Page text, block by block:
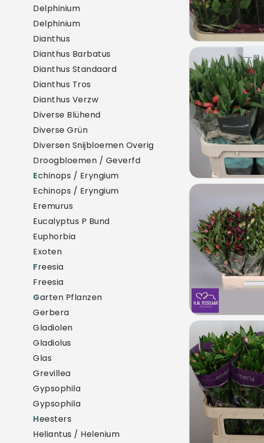
Delphinium
Delphinium
Dianthus
Dianthus Barbatus
Dianthus Standaard
Dianthus Tros
Dianthus Verzw
Diverse Blühend
Diverse Grün
Diversen Snijbloemen Overig
Droogbloemen / Geverfd
Echinops / Eryngium
Echinops / Eryngium
Eremurus
Eucalyptus P Bund
Euphorbia
Exoten
Freesia
Freesia
Garten Pflanzen
Gerbera
Gladiolen
Gladiolus
Glas
Grevillea
Gypsophila
Gypsophila
Heesters
Heliantus / Helenium
Alstroemeria
U moet
U moet
Alstroemeria
U moet